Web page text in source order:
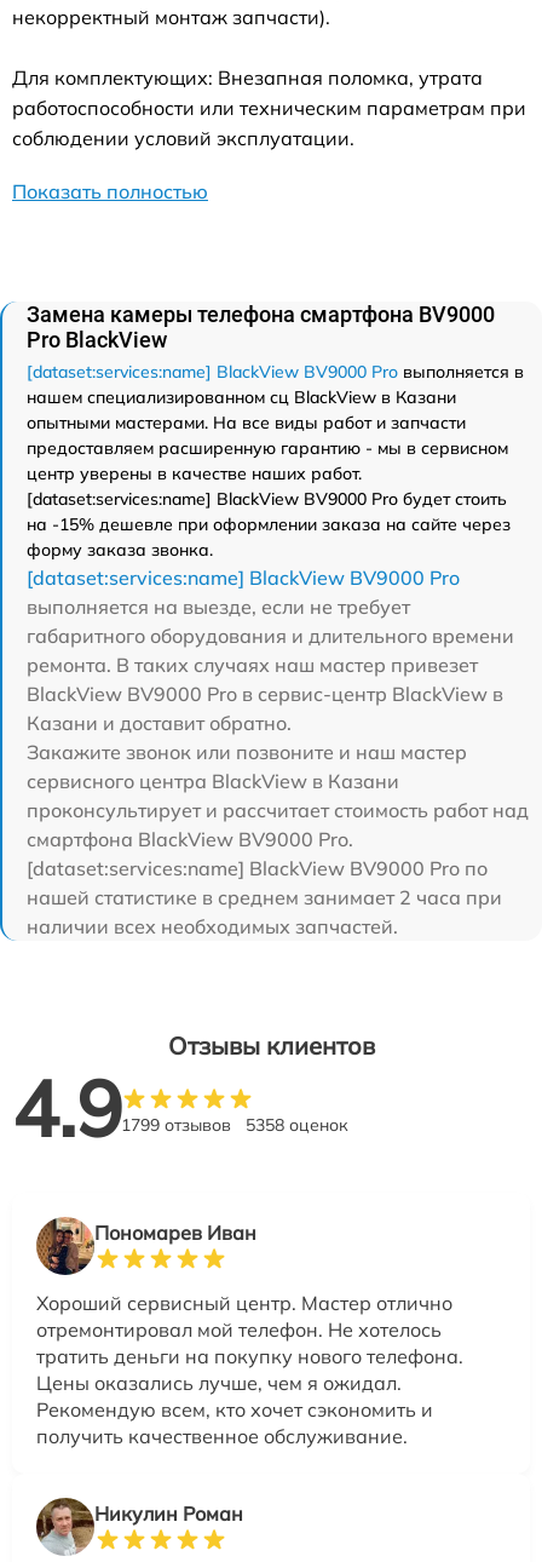
некорректный монтаж запчасти).
Для комплектующих: Внезапная поломка, утрата
работоспособности или техническим параметрам при
соблюдении условий эксплуатации.
Показать полностью
Замена камеры телефона смартфона BV9000
Pro BlackView
[dataset:services:name] BlackView BV9000 Pro выполняется в
нашем специализированном сц BlackView в Казани
опытными мастерами. На все виды работ и запчасти
предоставляем расширенную гарантию - мы в сервисном
центр уверены в качестве наших работ.
[dataset:services:name] BlackView BV9000 Pro будет стоить
на -15% дешевле при оформлении заказа на сайте через
форму заказа звонка.
[dataset:services:name] BlackView BV9000 Pro
выполняется на выезде, если не требует
габаритного оборудования и длительного времени
ремонта. В таких случаях наш мастер привезет
BlackView BV9000 Pro в сервис-центр BlackView в
Казани и доставит обратно.
Закажите звонок или позвоните и наш мастер
сервисного центра BlackView в Казани
проконсультирует и рассчитает стоимость работ над
смартфона BlackView BV9000 Pro.
[dataset:services:name] BlackView BV9000 Pro по
нашей статистике в среднем занимает 2 часа при
наличии всех необходимых запчастей.
Отзывы клиентов
4.91799 отзывов 5358 оценок
Пономарев Иван
Хороший сервисный центр. Мастер отлично
отремонтировал мой телефон. Не хотелось
тратить деньги на покупку нового телефона.
Цены оказались лучше, чем я ожидал.
Рекомендую всем, кто хочет сэкономить и
получить качественное обслуживание.
Никулин Роман